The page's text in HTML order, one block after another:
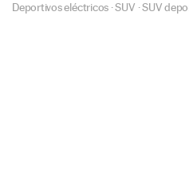
Deportivos eléctricos ·SUV ·SUV